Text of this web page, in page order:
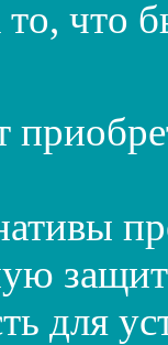
то, что
для